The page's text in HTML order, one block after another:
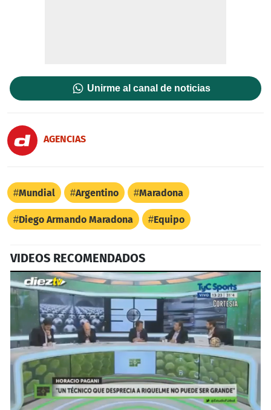
Unirme al canal de noticias
AGENCIAS
Mundial Argentino Maradona
Diego Armando Maradona Equipo
VIDEOS RECOMENDADOS